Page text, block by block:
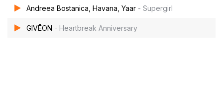
Andreea Bostanica, Havana, Yaar - Supergirl
GIVĒON - Heartbreak Anniversary